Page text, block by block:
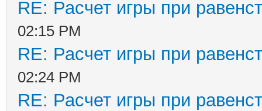
RE: Расчет игры при
02:15 PM
RE: Расчет игры при
02:24 PM
RE: Расчет игры при